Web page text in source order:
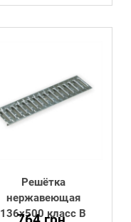
Решётка
нержавеющая
136х500 класс В